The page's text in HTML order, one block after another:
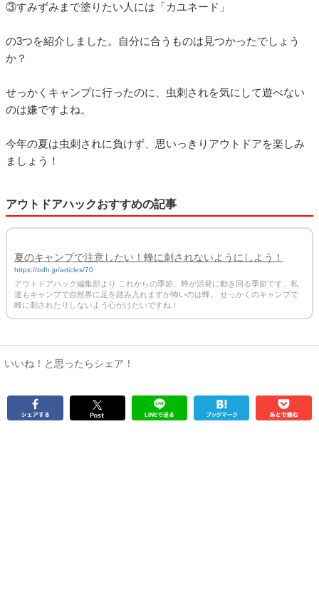
③すみずみまで塗りたい人には「カユネード」
の3つを紹介しました。自分に合うものは見つかったでしょう
か？
せっかくキャンプに行ったのに、虫刺されを気にして遊べない
のは嫌ですよね。
今年の夏は虫刺されに負けず、思いっきりアウトドアを楽しみ
ましょう！
アウトドアハックおすすめの記事
夏のキャンプで注意したい！蜂に刺されないようにしよう！
https://odh.jp/articles/70
アウトドアハック編集部より これからの季節、蜂が活発に動き回る季節です、私
達もキャンプで自然界に足を踏み入れますが怖いのは蜂。 せっかくのキャンプで
蜂に刺されたりしないよう心がけたいですね！
いいね！と思ったらシェア！